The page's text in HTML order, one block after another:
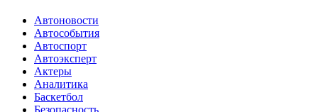
Автоновости
Автособытия
Автоспорт
Автоэксперт
Актеры
Аналитика
Баскетбол
Безопасность